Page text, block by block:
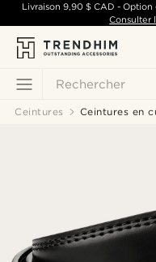
Rechercher
Livraison 9,90 $ CAD - Option
Consulter
Ceintures Ceintures en